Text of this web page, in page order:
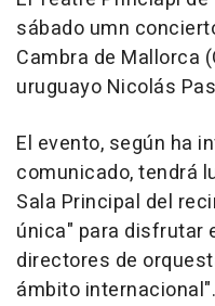
sábado umn
Cambra de Mallorca
uruguayo Nicolás
El evento, según ha
comunicado, tendrá
Sala Principal del
única" para disfrutar
directores de
ámbito internacional".